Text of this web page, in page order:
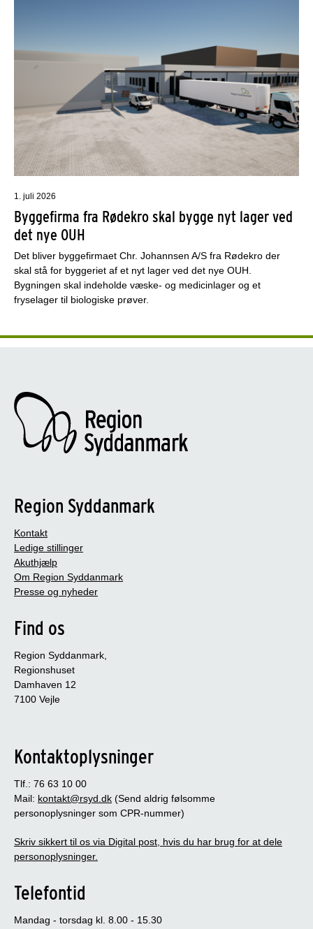
1. juli 2026
Byggefirma fra Rødekro skal bygge nyt lager ved
det nye OUH
Det bliver byggefirmaet Chr. Johannsen A/S fra Rødekro der
skal stå for byggeriet af et nyt lager ved det nye OUH.
Bygningen skal indeholde væske- og medicinlager og et
fryselager til biologiske prøver.
Region Syddanmark
Kontakt
Ledige stillinger
Akuthjælp
Om Region Syddanmark
Presse og nyheder
Find os
Region Syddanmark,
Regionshuset
Damhaven 12
7100 Vejle
Kontaktoplysninger
Tlf.: 76 63 10 00
Mail: kontakt@rsyd.dk (Send aldrig følsomme
personoplysninger som CPR-nummer)
Skriv sikkert til os via Digital post, hvis du har brug for at dele
personoplysninger.
Telefontid
Mandag - torsdag kl. 8.00 - 15.30